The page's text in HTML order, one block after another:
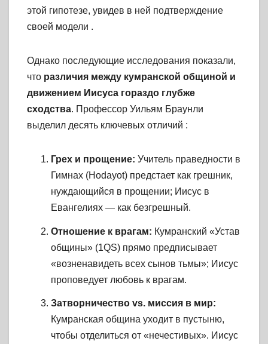
этой гипотезе, увидев в ней подтверждение
своей модели .
Однако последующие исследования показали,
что различия между кумранской общиной и
движением Иисуса гораздо глубже
сходства. Профессор Уильям Браунли
выделил десять ключевых отличий :
Грех и прощение: Учитель праведности в
Гимнах (Hodayot) предстает как грешник,
нуждающийся в прощении; Иисус в
Евангелиях — как безгрешный.
Отношение к врагам: Кумранский «Устав
общины» (1QS) прямо предписывает
«возненавидеть всех сынов тьмы»; Иисус
проповедует любовь к врагам.
Затворничество vs. миссия в мир:
Кумранская община уходит в пустыню,
чтобы отделиться от «нечестивых». Иисус